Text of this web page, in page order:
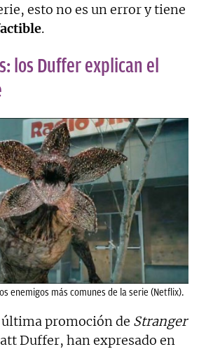
esto no es un error y tiene
.
los Duffer explican el
enemigos más comunes de la serie (Netflix).
promoción de Stranger
Duffer, han expresado en